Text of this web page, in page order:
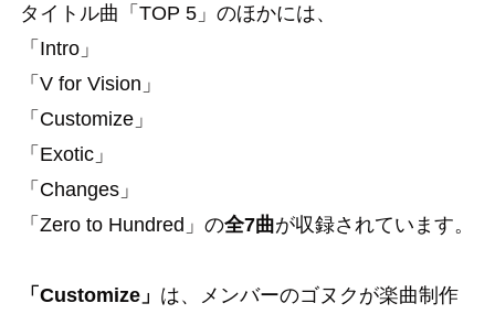
タイトル曲「TOP 5」のほかには、
「Intro」
「V for Vision」
「Customize」
「Exotic」
「Changes」
「Zero to Hundred」の全7曲が収録されています。
「Customize」 は、メンバーのゴヌクが楽曲制作